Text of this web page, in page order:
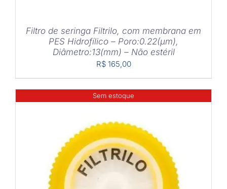
Filtro de seringa Filtrilo, com membrana em
PES Hidrofílico – Poro:0.22(μm),
Diâmetro:13(mm) – Não estéril
R$165,00
Sem estoque